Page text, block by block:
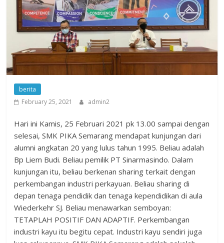
berita
February 25, 2021
admin2
Hari ini Kamis, 25 Februari 2021 pk 13.00 sampai dengan
selesai, SMK PIKA Semarang mendapat kunjungan dari
alumni angkatan 20 yang lulus tahun 1995. Beliau adalah
Bp Liem Budi. Beliau pemilik PT Sinarmasindo. Dalam
kunjungan itu, beliau berkenan sharing terkait dengan
perkembangan industri perkayuan. Beliau sharing di
depan tenaga pendidik dan tenaga kependidikan di aula
Wiederkehr SJ. Beliau menawarkan semboyan:
TETAPLAH POSITIF DAN ADAPTIF. Perkembangan
industri kayu itu begitu cepat. Industri kayu sendiri juga